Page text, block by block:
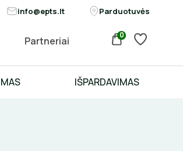
info@epts.lt Parduotuvės
Partneriai 0
IŠPARDAVIMAS